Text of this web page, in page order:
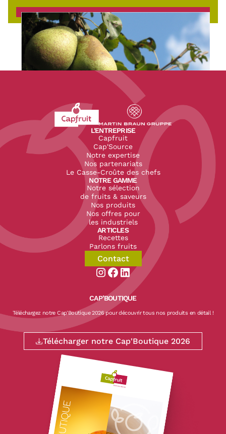
Revenir à l'accueil du site CapFruit.com
Voir le site du groupe
L'ENTREPRISE
Capfruit
Cap'Source
Notre expertise
Nos partenariats
Le Casse-Croûte des chefs
NOTRE GAMME
Notre sélection
de fruits & saveurs
Nos produits
Nos offres pour
les industriels
ARTICLES
Recettes
Parlons fruits
Contact
Aller sur la page instagram de
Aller sur la page facebook de
Aller sur la page linkedin de
CAP’BOUTIQUE
Téléchargez notre Cap'Boutique 2026 pour découvrir tous nos produits en détail !
Télécharger notre Cap'Boutique 2026